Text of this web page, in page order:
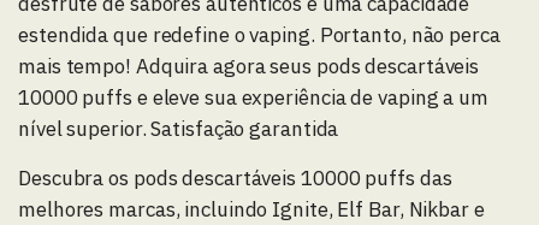
estendida que redefine o vaping. Portanto, não perca
mais tempo! Adquira agora seus pods descartáveis
10000 puffs e eleve sua experiência de vaping a um
nível superior. Satisfação garantida
Descubra os pods descartáveis 10000 puffs das
melhores marcas, incluindo Ignite, Elf Bar, Nikbar e